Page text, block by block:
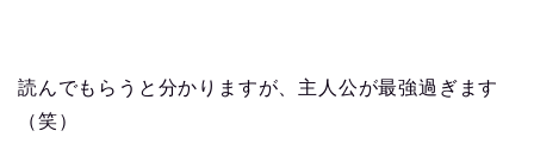
読んでもらうと分かりますが、主人公が最強過ぎます
（笑）